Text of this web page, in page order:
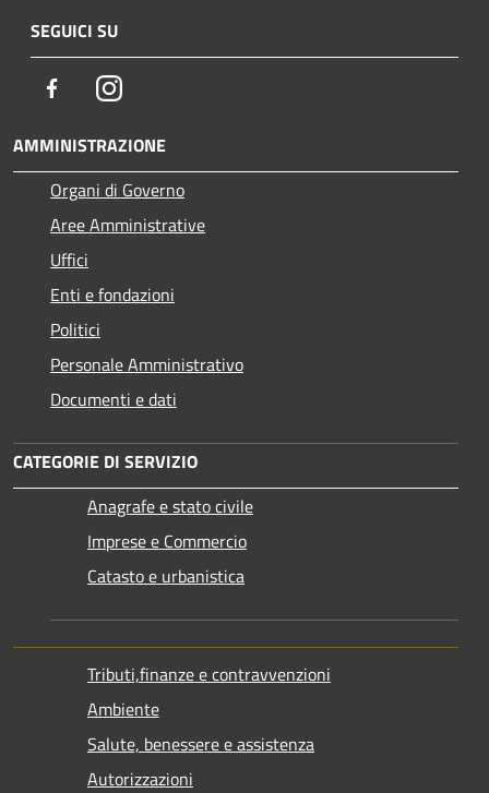
SEGUICI SU
FacebookInstagram
AMMINISTRAZIONE
Organi di Governo
Aree Amministrative
Uffici
Enti e fondazioni
Politici
Personale Amministrativo
Documenti e dati
CATEGORIE DI SERVIZIO
Anagrafe e stato civile
Imprese e Commercio
Catasto e urbanistica
Tributi,finanze e contravvenzioni
Ambiente
Salute, benessere e assistenza
Autorizzazioni